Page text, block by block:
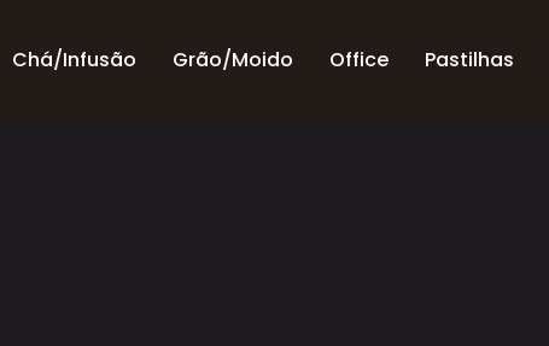
Chá/Infusão Grão/Moido Office Pastilhas